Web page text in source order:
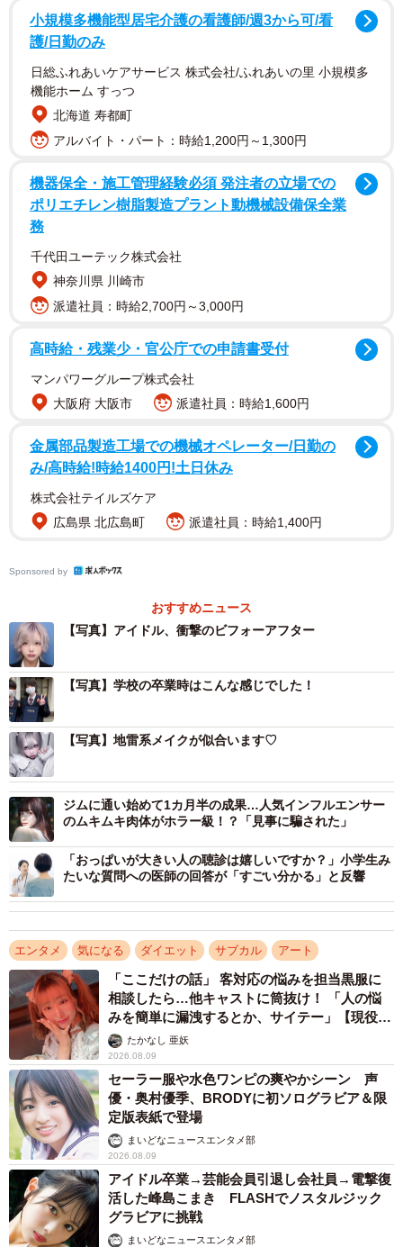
小規模多機能型居宅介護の看護師/週3から可/看
護/日勤のみ
日総ふれあいケアサービス 株式会社/ふれあいの里 小規模多
機能ホーム すっつ
北海道 寿都町
アルバイト・パート：時給1,200円～1,300円
機器保全・施工管理経験必須 発注者の立場での
ポリエチレン樹脂製造プラント動機械設備保全業
務
千代田ユーテック株式会社
神奈川県 川崎市
派遣社員：時給2,700円～3,000円
高時給・残業少・官公庁での申請書受付
マンパワーグループ株式会社
大阪府 大阪市
派遣社員：時給1,600円
金属部品製造工場での機械オペレーター/日勤の
み/高時給!時給1400円!土日休み
株式会社テイルズケア
広島県 北広島町
派遣社員：時給1,400円
Sponsored by
おすすめニュース
【写真】アイドル、衝撃のビフォーアフター
【写真】学校の卒業時はこんな感じでした！
【写真】地雷系メイクが似合います♡
ジムに通い始めて1カ月半の成果…人気インフルエンサー
のムキムキ肉体がホラー級！？「見事に騙された」
「おっぱいが大きい人の聴診は嬉しいですか？」小学生み
たいな質問への医師の回答が「すごい分かる」と反響
エンタメ 気になる ダイエット サブカル アート
「ここだけの話」 客対応の悩みを担当黒服に
相談したら…他キャストに筒抜け！ 「人の悩
みを簡単に漏洩するとか、サイテー」【現役キ
ャストに取材】
たかなし 亜妖
2026.08.09
セーラー服や水色ワンピの爽やかシーン 声
優・奥村優季、BRODYに初ソログラビア＆限
定版表紙で登場
まいどなニュースエンタメ部
2026.08.09
アイドル卒業→芸能会員引退し会社員→電撃復
活した峰島こまき FLASHでノスタルジック
グラビアに挑戦
まいどなニュースエンタメ部